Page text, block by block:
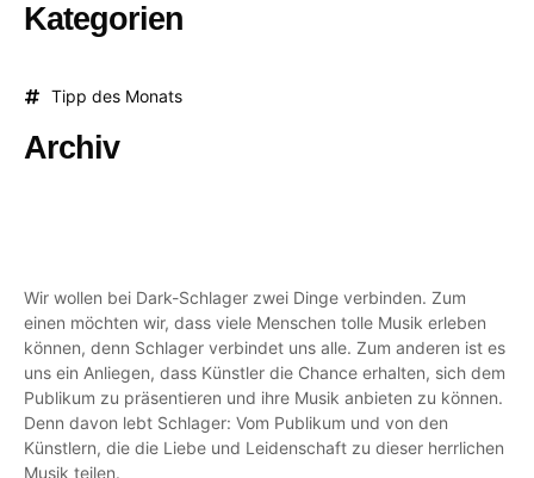
Kategorien
Tipp des Monats
Archiv
Wir wollen bei Dark-Schlager zwei Dinge verbinden. Zum
einen möchten wir, dass viele Menschen tolle Musik erleben
können, denn Schlager verbindet uns alle. Zum anderen ist es
uns ein Anliegen, dass Künstler die Chance erhalten, sich dem
Publikum zu präsentieren und ihre Musik anbieten zu können.
Denn davon lebt Schlager: Vom Publikum und von den
Künstlern, die die Liebe und Leidenschaft zu dieser herrlichen
Musik teilen.